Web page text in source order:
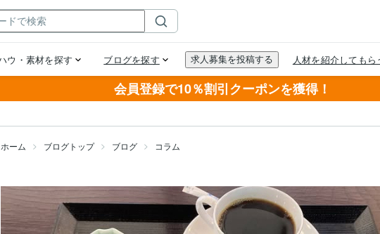
会員登録で10％割引クーポンを獲得！
ホーム ブログトップ ブログ コラム